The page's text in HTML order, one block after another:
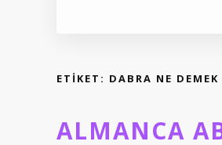
ETIKET: DABRA NE DEMEK
ALMANCA